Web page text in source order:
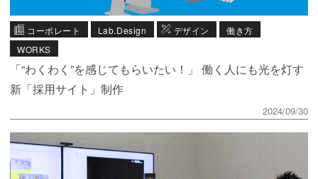
コーポレート Lab.Design デザイン
働き方
WORKS
「“わくわく”を感じてもらいたい！」 働く人にも光を灯す
新「採用サイト」制作
2024/09/30